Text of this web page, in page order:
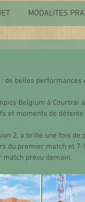
MODALITES
de belles
Belgium à Courtrai
et moments de détente
2, a brillé une fois de
du premier match et 7-
prévu demain.